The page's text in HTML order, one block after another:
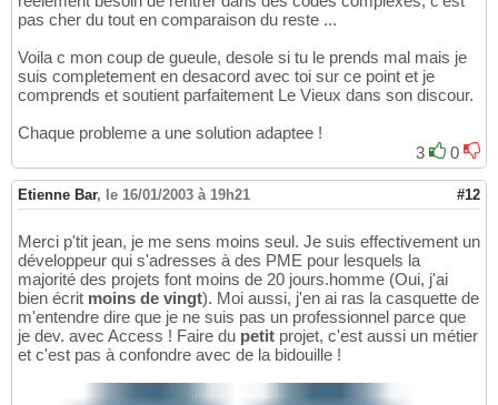
pas cher du tout en comparaison du reste ...
Voila c mon coup de gueule, desole si tu le prends mal mais je
suis completement en desacord avec toi sur ce point et je
comprends et soutient parfaitement Le Vieux dans son discour.
Chaque probleme a une solution adaptee !
3
0
Etienne Bar, le 16/01/2003 à 19h21 #12
Merci p'tit jean, je me sens moins seul. Je suis effectivement un
développeur qui s'adresses à des PME pour lesquels la
majorité des projets font moins de 20 jours.homme (Oui, j'ai
bien écrit moins de vingt). Moi aussi, j'en ai ras la casquette de
m'entendre dire que je ne suis pas un professionnel parce que
je dev. avec Access ! Faire du petit projet, c'est aussi un métier
et c'est pas à confondre avec de la bidouille !